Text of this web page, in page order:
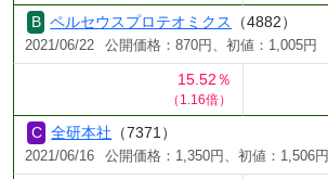
ペルセウスプロテオミクス （4882）
2021/06/22 公開価格：870円、初値：1,005円
15.52％
（1.16倍）
全研本社 （7371）
2021/06/16 公開価格：1,350円、初値：1,506円